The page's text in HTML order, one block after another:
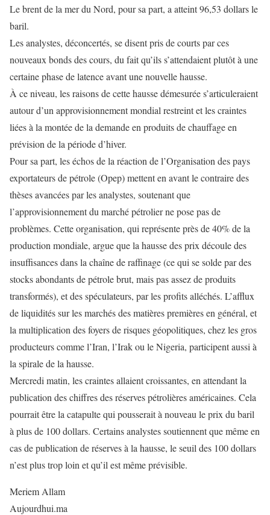
Le brent de la mer du Nord, pour sa part, a atteint 96,53 dollars le
baril.
Les analystes, déconcertés, se disent pris de courts par ces
nouveaux bonds des cours, du fait qu’ils s’attendaient plutôt à une
certaine phase de latence avant une nouvelle hausse.
À ce niveau, les raisons de cette hausse démesurée s’articuleraient
autour d’un approvisionnement mondial restreint et les craintes
liées à la montée de la demande en produits de chauffage en
prévision de la période d’hiver.
Pour sa part, les échos de la réaction de l’Organisation des pays
exportateurs de pétrole (Opep) mettent en avant le contraire des
thèses avancées par les analystes, soutenant que
l’approvisionnement du marché pétrolier ne pose pas de
problèmes. Cette organisation, qui représente près de 40% de la
production mondiale, argue que la hausse des prix découle des
insuffisances dans la chaîne de raffinage (ce qui se solde par des
stocks abondants de pétrole brut, mais pas assez de produits
transformés), et des spéculateurs, par les profits alléchés. L’afflux
de liquidités sur les marchés des matières premières en général, et
la multiplication des foyers de risques géopolitiques, chez les gros
producteurs comme l’Iran, l’Irak ou le Nigeria, participent aussi à
la spirale de la hausse.
Mercredi matin, les craintes allaient croissantes, en attendant la
publication des chiffres des réserves pétrolières américaines. Cela
pourrait être la catapulte qui pousserait à nouveau le prix du baril
à plus de 100 dollars. Certains analystes soutiennent que même en
cas de publication de réserves à la hausse, le seuil des 100 dollars
n’est plus trop loin et qu’il est même prévisible.
Meriem Allam
Aujourdhui.ma